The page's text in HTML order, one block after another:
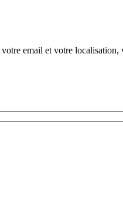
email et votre